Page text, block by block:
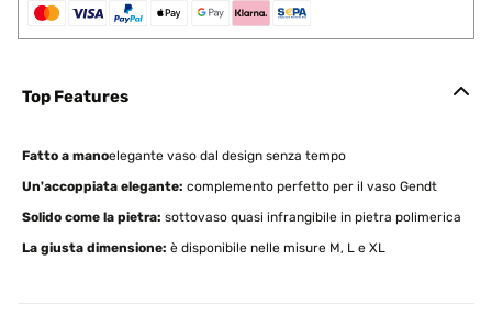
Top Features
Fatto a manoelegante vaso dal design senza tempo
Un'accoppiata elegante: complemento perfetto per il vaso Gendt
Solido come la pietra: sottovaso quasi infrangibile in pietra polimerica
La giusta dimensione: è disponibile nelle misure M, L e XL